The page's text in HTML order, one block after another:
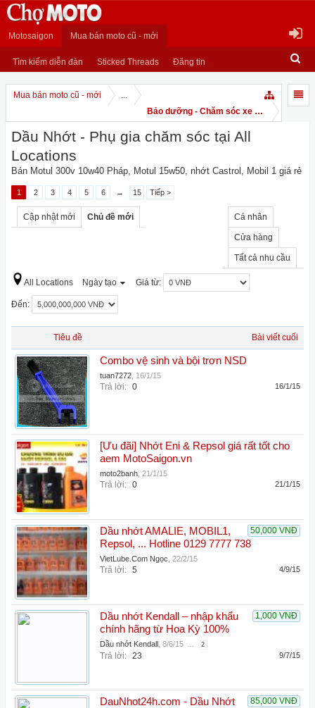
Motosaigon Mua bán moto cũ - mới
Tìm kiếm diễn đàn Sticked Threads Đăng tin
Mua bán moto cũ - mới
...
Bảo dưỡng - Chăm sóc xe PKL
Dầu Nhớt - Phụ gia chăm sóc tại All
Locations
Bán Motul 300v 10w40 Pháp, Motul 15w50, nhớt Castrol, Mobil 1 giá rẻ
1 2 3 4 5 6 → 15 Tiếp >
Cập nhật mới Chủ đề mới Cá nhân
Cửa hàng
Tất cả nhu cầu
All Locations Ngày tạo Giá từ:
Đến:
Tiêu đề Bài viết cuối
Combo vệ sinh và bội trơn NSD
tuan7272 16/1/15
Trả lời: 0 16/1/15
[Ưu đãi] Nhớt Eni & Repsol giá rất tốt cho
aem MotoSaigon.vn
moto2banh 21/1/15
Trả lời: 0 21/1/15
50,000 VNĐ
Dầu nhớt AMALIE, MOBIL1,
Repsol, ... Hotline 0129 7777 738
VietLube.Com Ngọc 22/2/15
Trả lời: 5 4/9/15
1,000 VNĐ
Dầu nhớt Kendall – nhập khẩu
chính hãng từ Hoa Kỳ 100%
Dầu nhớt Kendall 8/6/15 ... 2
Trả lời: 23 9/7/15
85,000 VNĐ
DauNhot24h.com - Dầu Nhớt